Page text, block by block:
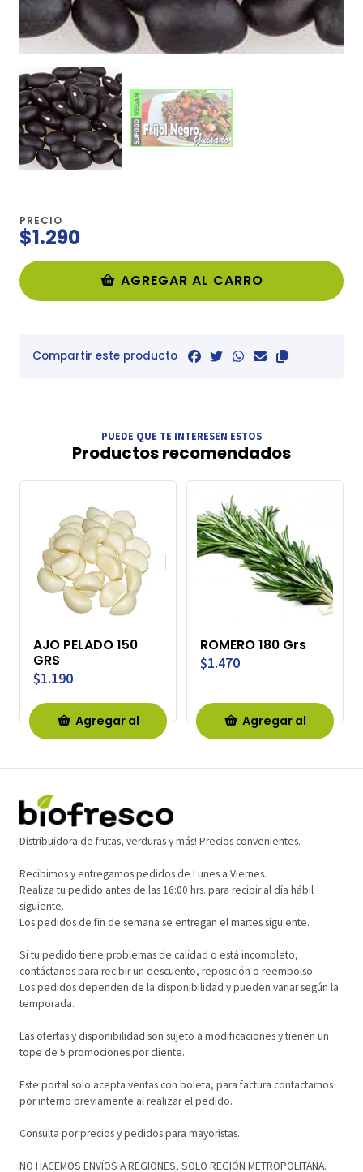
PRECIO
$1.290
AGREGAR AL CARRO
Compartir este producto
PUEDE QUE TE INTERESEN ESTOS
Productos recomendados
AJO PELADO 150
GRS
$1.190
Agregar al
ROMERO 180 Grs
$1.470
Agregar al
Distribuidora de frutas, verduras y más! Precios convenientes.
Recibimos y entregamos pedidos de Lunes a Viernes.
Realiza tu pedido antes de las 16:00 hrs. para recibir al día hábil
siguiente.
Los pedidos de fin de semana se entregan el martes siguiente.
Si tu pedido tiene problemas de calidad o está incompleto,
contáctanos para recibir un descuento, reposición o reembolso.
Los pedidos dependen de la disponibilidad y pueden variar según la
temporada.
Las ofertas y disponibilidad son sujeto a modificaciones y tienen un
tope de 5 promociones por cliente.
Este portal solo acepta ventas con boleta, para factura contactarnos
por interno previamente al realizar el pedido.
Consulta por precios y pedidos para mayoristas.
NO HACEMOS ENVÍOS A REGIONES, SOLO REGIÓN METROPOLITANA.